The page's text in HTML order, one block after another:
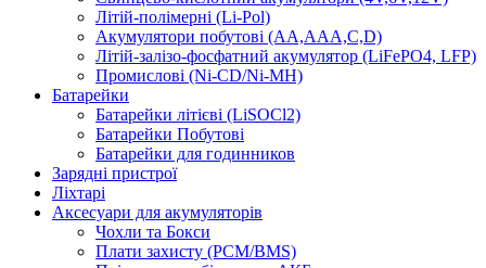
Літій-полімерні (Li-Pol)
Акумулятори побутові (AA,AAA,C,D)
Літій-залізо-фосфатний акумулятор (LiFePO4, LFP)
Промислові (Ni-CD/Ni-MH)
Батарейки
Батарейки літієві (LiSOCl2)
Батарейки Побутові
Батарейки для годинников
Зарядні пристрої
Ліхтарі
Аксесуари для акумуляторів
Чохли та Бокси
Плати захисту (PCM/BMS)